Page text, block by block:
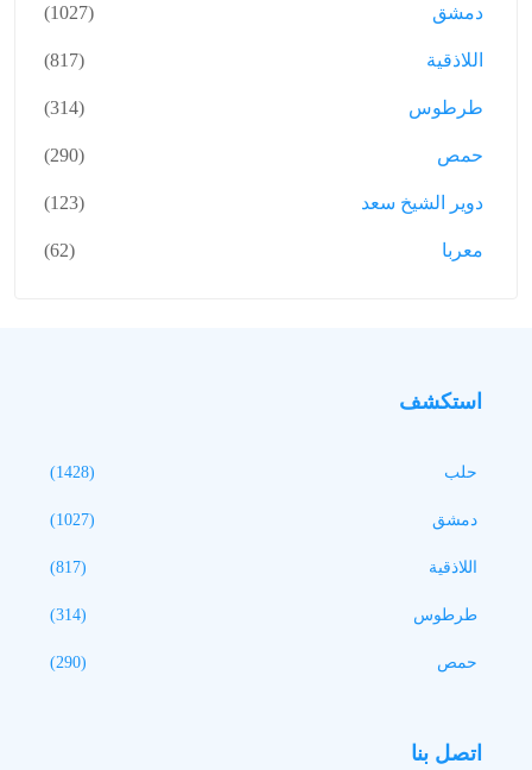
دمشق (1027)
اللاذقية (817)
طرطوس (314)
حمص (290)
دوير الشيخ سعد (123)
معربا (62)
استكشف
حلب (1428)
دمشق (1027)
اللاذقية (817)
طرطوس (314)
حمص (290)
اتصل بنا